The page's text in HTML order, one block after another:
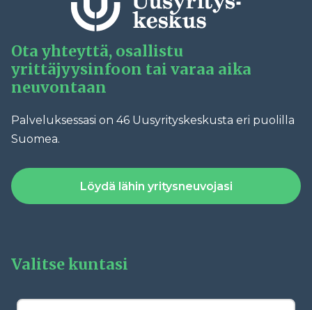
Ota yhteyttä, osallistu
yrittäjyysinfoon tai varaa aika
neuvontaan
Palveluksessasi on 46 Uusyrityskeskusta eri puolilla
Suomea.
Löydä lähin yritysneuvojasi
Valitse kuntasi